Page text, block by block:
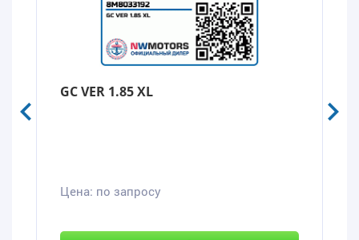
GC VER 1.85 XL
Цена: по запросу